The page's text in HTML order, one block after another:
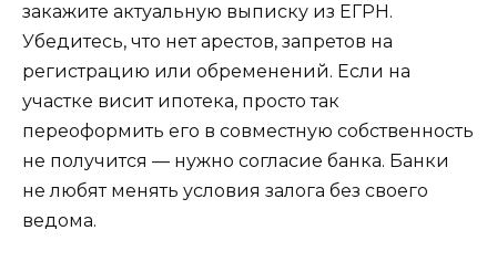
закажите актуальную выписку из ЕГРН.
Убедитесь, что нет арестов, запретов на
регистрацию или обременений. Если на
участке висит ипотека, просто так
переоформить его в совместную собственность
не получится — нужно согласие банка. Банки
не любят менять условия залога без своего
ведома.